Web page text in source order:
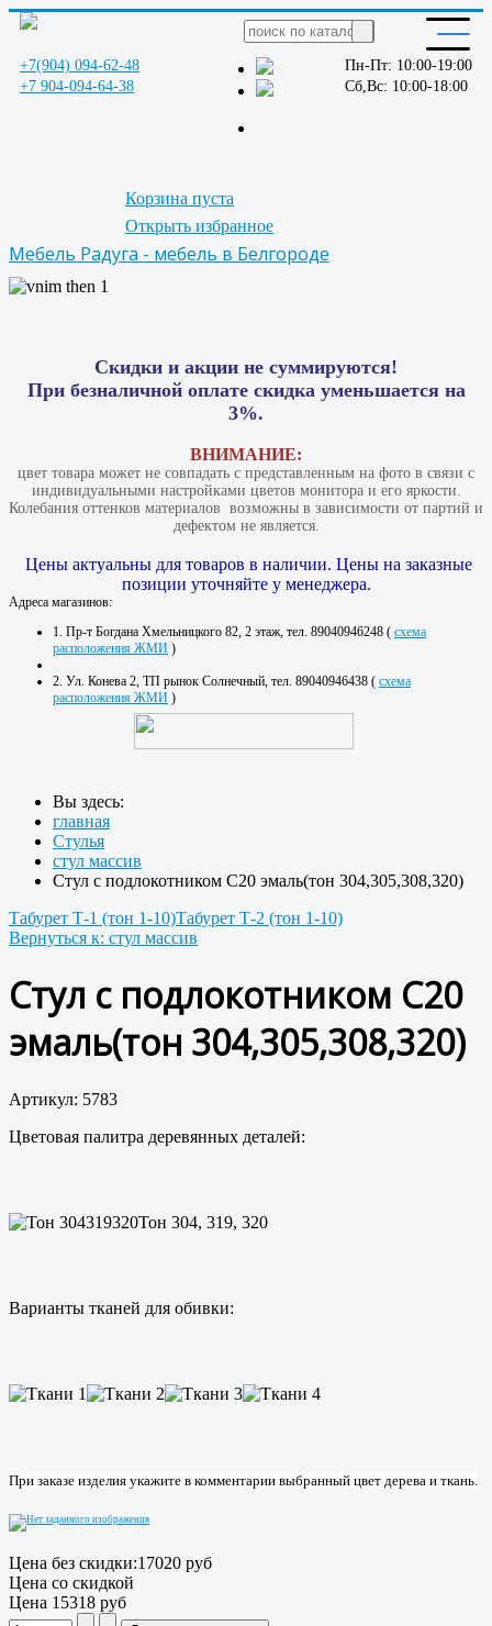
+7(904) 094-62-48
+7 904-094-64-38
Пн-Пт: 10:00-19:00
Сб,Вс: 10:00-18:00
Корзина пуста
Открыть избранное
Мебель Радуга - мебель в Белгороде
Скидки и акции не суммируются!
При безналичной оплате скидка уменьшается на
3%.
ВНИМАНИЕ:
цвет товара может не совпадать с представленным на фото в связи с
индивидуальными настройками цветов монитора и его яркости.
Колебания оттенков материалов​ ​ возможны в зависимости от партий и
дефектом не является.
Цены актуальны для товаров в наличии. Цены на заказные
позиции уточняйте у менеджера.
Адреса магазинов:
1. Пр-т Богдана Хмельницкого 82, 2 этаж, тел. 89040946248 ( схема
расположения ЖМИ )
2. Ул. Конева 2, ТП рынок Солнечный, тел. 89040946438 ( схема
расположения ЖМИ )
Вы здесь:
главная
Стулья
стул массив
Стул с подлокотником С20 эмаль(тон 304,305,308,320)
Табурет Т-1 (тон 1-10)Табурет Т-2 (тон 1-10)
Вернуться к: стул массив
Стул с подлокотником С20
эмаль(тон 304,305,308,320)
Артикул: 5783
Цветовая палитра деревянных деталей:
Тон 304, 319, 320
Варианты тканей для обивки:
При заказе изделия укажите в комментарии выбранный цвет дерева и ткань.
Цена без скидки:17020 руб
Цена со скидкой
Цена 15318 руб